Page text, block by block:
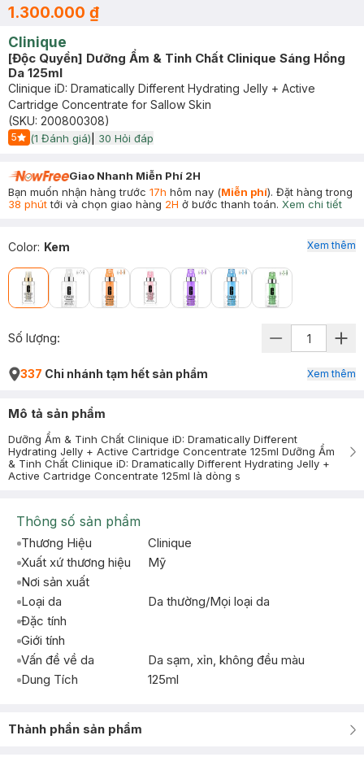
1.300.000 ₫
Clinique
[Độc Quyền] Dưỡng Ẩm & Tinh Chất Clinique Sáng Hồng
Da 125ml
Clinique iD: Dramatically Different Hydrating Jelly + Active
Cartridge Concentrate for Sallow Skin
(SKU: 200800308)
5
Start Icon
(1 Đánh giá) 30 Hỏi đáp
Giao Nhanh Miễn Phí 2H
Bạn muốn nhận hàng trước 17h hôm nay (Miễn phí). Đặt hàng trong
38 phúttới và chọn giao hàng 2H ở bước thanh toán. Xem chi tiết
Color: Kem Xem thêm
Số lượng:
337 Chi nhánh tạm hết sản phẩm Xem thêm
Mô tả sản phẩm
Dưỡng Ẩm & Tinh Chất Clinique iD: Dramatically Different
Hydrating Jelly + Active Cartridge Concentrate 125ml Dưỡng Ẩm
& Tinh Chất Clinique iD: Dramatically Different Hydrating Jelly +
Active Cartridge Concentrate 125ml là dòng s
Thông số sản phẩm
Thương Hiệu
Clinique
Xuất xứ thương hiệu
Mỹ
Nơi sản xuất
Loại da
Da thường/Mọi loại da
Đặc tính
Giới tính
Vấn đề về da
Da sạm, xỉn, không đều màu
Dung Tích
125ml
Thành phần sản phẩm